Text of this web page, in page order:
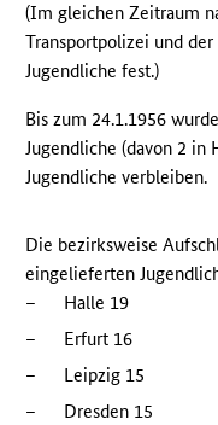
(Im gleichen Zeitraum
Transportpolizei und
Jugendliche fest.)
Bis zum 24.1.1956
Jugendliche (davon 2 in
Jugendliche verbleiben.
Die bezirksweise
eingelieferten
–
Halle 19
–
Erfurt 16
–
Leipzig 15
–
Dresden 15